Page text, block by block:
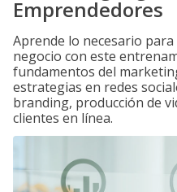
Emprendedores
Aprende lo necesario
negocio con este
fundamentos del
estrategias en redes
branding, producción de
clientes en línea.